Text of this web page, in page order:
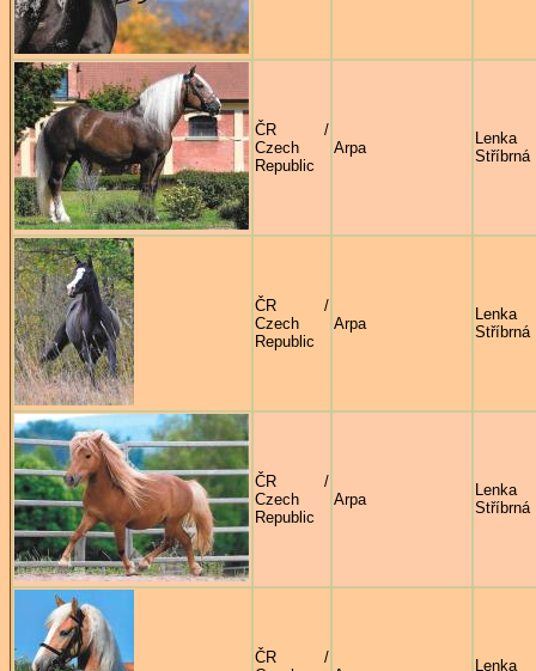
ČR /
Czech
Republic
Arpa
Lenka
Stříbrná
ČR /
Czech
Republic
Arpa
Lenka
Stříbrná
ČR /
Czech
Republic
Arpa
Lenka
Stříbrná
ČR /
Lenka